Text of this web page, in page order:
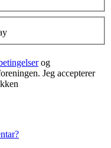
og
Jeg accepterer